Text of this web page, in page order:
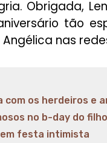
Obrigada,
tão
nas
com os herdeiros e
no b-day do
em festa intimista